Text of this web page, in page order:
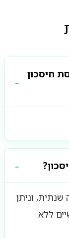
חיסכון
וניתן
ללא